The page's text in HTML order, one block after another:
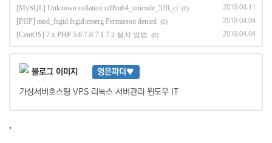
[MySQL] Unknown collation utf8mb4_unicode_520_ci (1) 2019.04.11
[PHP] mod_fcgid fcgid:emerg Permisson denied (0) 2019.04.04
[CentOS] 7.x PHP 5.6 7.0 7.1 7.2 설치 방법 (0) 2019.04.04
영은파더♥
가상서버호스팅 VPS 리눅스 서버관리 윈도우 IT
,